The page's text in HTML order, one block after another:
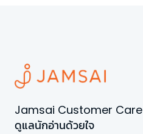
Jamsai Customer Care
ดูแลนักอ่านด้วยใจ